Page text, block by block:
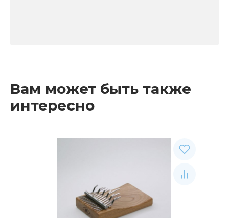
Вам может быть также
интересно